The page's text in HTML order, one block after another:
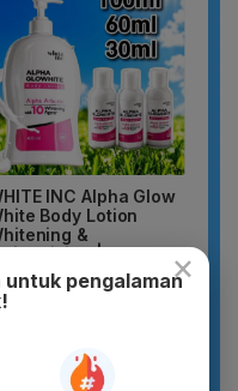
INC Alpha Glow
Body Lotion
&
|...
×
pengalaman